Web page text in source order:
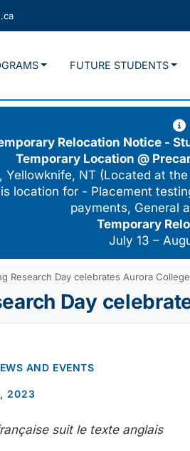
FUTURE STUDENTS
Relocation Notice -
Temporary Location @
Yellowknife, NT (Located at
location for - Placement
payments, General
Temporary
July 13 –
Research Day celebrates Aurora
Day
AND EVENTS
2023
suit le texte anglais